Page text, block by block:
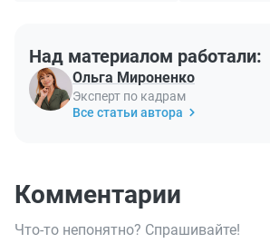
Над материалом работали:
Ольга Мироненко
Эксперт по кадрам
Все статьи автора
Комментарии
Что-то непонятно? Спрашивайте!